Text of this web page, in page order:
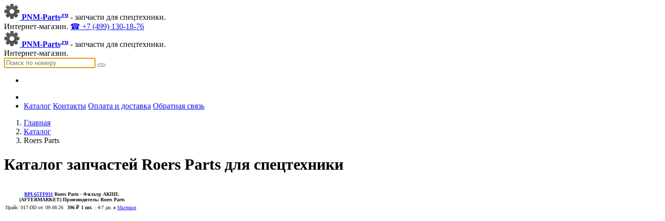
PNM-Parts.ru - запчасти для спецтехники.
Интернет-магазин. ☎ +7 (499) 130-18-76
PNM-Parts.ru - запчасти для спецтехники.
Интернет-магазин.
Каталог Контакты Оплата и доставка Обратная связь
Главная
Каталог
Roers Parts
Каталог запчастей Roers Parts для спецтехники
RPL65TF031 Roers Parts - Фильтр АКПП.
(AFTERMARKET)Производитель: Roers Parts
Прайс: 017-DD от: 09.08.26 396 ₽ 1 шт. : 4-7 дн. в Мытищи